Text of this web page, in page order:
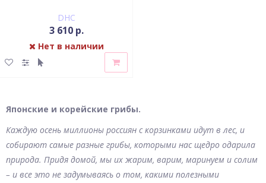
DHC
3 610 р.
Нет в наличии
Японские и корейские грибы.
Каждую осень миллионы россиян с корзинками идут в лес, и
собирают самые разные грибы, которыми нас щедро одарила
природа. Придя домой, мы их жарим, варим, маринуем и солим
– и все это не задумываясь о том, какими полезными